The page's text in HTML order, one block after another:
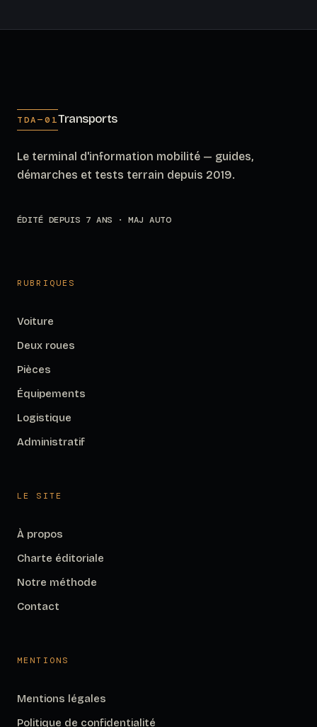
TDA—01Transports
Le terminal d'information mobilité — guides,
démarches et tests terrain depuis 2019.
ÉDITÉ DEPUIS 7 ANS · MAJ AUTO
RUBRIQUES
Voiture
Deux roues
Pièces
Équipements
Logistique
Administratif
LE SITE
À propos
Charte éditoriale
Notre méthode
Contact
MENTIONS
Mentions légales
Politique de confidentialité